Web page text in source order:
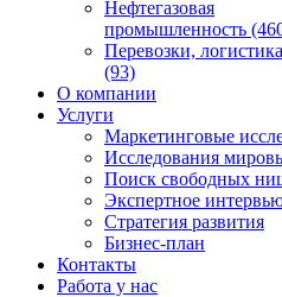
Нефтегазовая
промышленность
Перевозки, логистика
(93)
О компании
Услуги
Маркетинговые
Исследования
Поиск свободных
Экспертное
Стратегия развития
Бизнес-план
Контакты
Работа у нас